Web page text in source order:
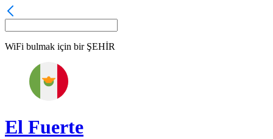
WiFi bulmak için bir ŞEHİR
El Fuerte